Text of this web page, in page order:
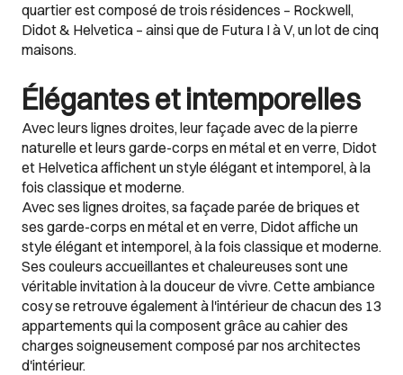
quartier est composé de trois résidences – Rockwell,
Didot & Helvetica – ainsi que de Futura I à V, un lot de cinq
maisons.
Élégantes et intemporelles
Avec leurs lignes droites, leur façade avec de la pierre
naturelle et leurs garde-corps en métal et en verre, Didot
et Helvetica affichent un style élégant et intemporel, à la
fois classique et moderne.
Avec ses lignes droites, sa façade parée de briques et
ses garde-corps en métal et en verre, Didot affiche un
style élégant et intemporel, à la fois classique et moderne.
Ses couleurs accueillantes et chaleureuses sont une
véritable invitation à la douceur de vivre. Cette ambiance
cosy se retrouve également à l'intérieur de chacun des 13
appartements qui la composent grâce au cahier des
charges soigneusement composé par nos architectes
d'intérieur.